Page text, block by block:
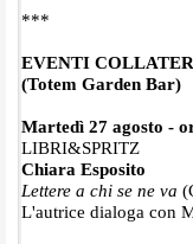
***
EVENTI
(Totem Garden Bar)
Martedì 27 agosto -
LIBRI&SPRITZ
Chiara Esposito
Lettere a chi se ne va
L'autrice dialoga con